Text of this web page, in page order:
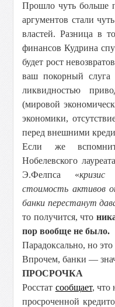
Прошло чуть больше
аргументов стали
властей. Разница в
финансов Кудрина
будет рост
ваш покорный слуга
ликвидностью
(мировой
экономики,
перед внешними
Если же
Нобелевского
Э.Фелпса «
стоимость активов
банки перестанут
то получится, что
пор вообще не было.
Парадоксально, но
Впрочем, банки —
ПРОСРОЧКА
Росстат сообщает, что
просроченной